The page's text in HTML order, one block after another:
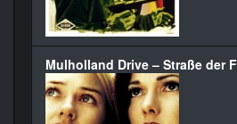
Mulholland Drive – Straße der